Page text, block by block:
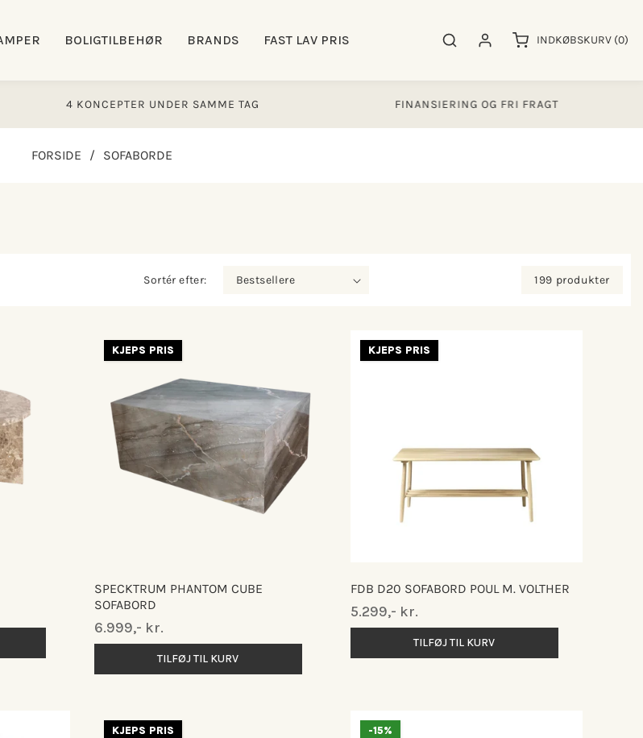
BOLIGTILBEHØR BRANDS FAST LAV PRIS SøgeresultaterLog ind INDKØBSKURV (0)
varer
4 KONCEPTER UNDER SAMME TAG FINANSIERING OG FRI FRAGT
FORSIDE / SOFABORDE
Sortér efter: 199 produkter
KJEPS PRIS
SPECKTRUM PHANTOM CUBE
SOFABORD
Normalpris
6.999,- kr.
TILFØJ TIL KURV
KJEPS PRIS
FDB D20 SOFABORD POUL M. VOLTHER
Normalpris
5.299,- kr.
TILFØJ TIL KURV
KJEPS PRIS -15%